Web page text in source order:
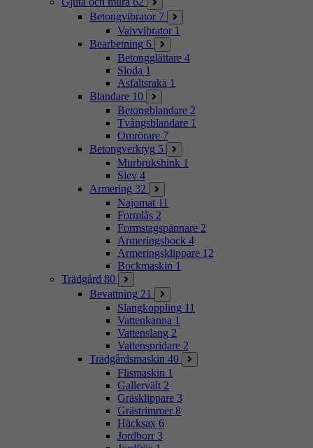
Betongvibrator 7
Valvvibrator 1
Bearbetning 6
Betongglättare 4
Sloda 1
Asfaltsraka 1
Blandare 10
Betongblandare 2
Tvångsblandare 1
Omrörare 7
Betongverktyg 5
Murbrukshink 1
Slev 4
Armering 32
Najomat 11
Formlås 2
Formstagspännare 2
Armeringsbock 4
Armeringsklippare 12
Bockmaskin 1
Trädgård 80
Bevattning 21
Slangkoppling 11
Vattenkanna 1
Vattenslang 2
Vattenspridare 2
Trädgårdsmaskin 40
Flismaskin 1
Gallervält 2
Gräsklippare 3
Grästrimmer 8
Häcksax 6
Jordborr 3